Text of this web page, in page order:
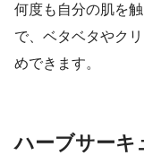
何度も自分の肌を
で、ベタベタやク
めできます。
ハーブサーキ